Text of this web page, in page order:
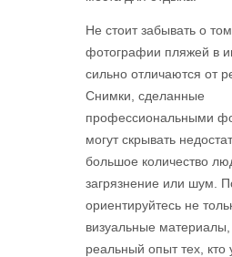
Не стоит забывать о
фотографии пляжей в
сильно отличаются от
Снимки, сделанные
профессиональными
могут скрывать
большое количество
загрязнение или шум.
ориентируйтесь не
визуальные
реальный опыт тех, кто